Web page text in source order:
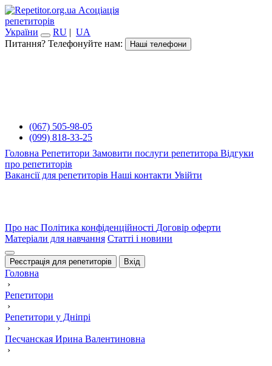
Асоціація
репетиторів
України
RU | UA
Питання? Телефонуйте нам:
Наші телефони
(067) 505-98-05
(099) 818-33-25
Головна Репетитори Замовити послуги репетитора Відгуки
про репетиторів
Вакансії для репетиторів Наші контакти Увійти
Про нас Політика конфіденційності Договір оферти
Матеріали для навчання Статті і новини
Реєстрація для репетиторів Вхід
Головна
›
Репетитори
›
Репетитори у Дніпрі
›
Песчанская Ирина Валентиновна
›